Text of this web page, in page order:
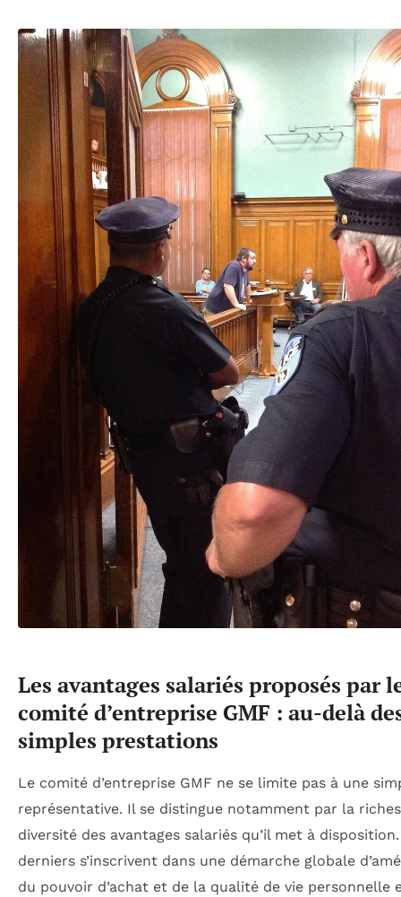
Les avantages salariés proposés par
comité d’entreprise GMF : au-delà
simples prestations
Le comité d’entreprise GMF ne se limite pas à une
représentative. Il se distingue notamment par la
diversité des avantages salariés qu’il met à disposition.
derniers s’inscrivent dans une démarche globale
du pouvoir d’achat et de la qualité de vie personnelle